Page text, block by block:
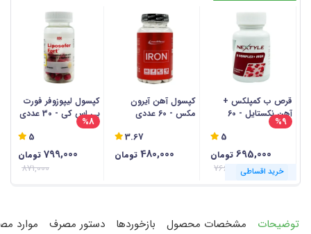
قرص ب کمپلکس +
آهن نکستایل - 60
عددی
5
%9
695,000 تومان
766,000خرید اقساطی
کپسول آهن آیرون
مکس - 60 عددی
3.67
480,000 تومان
خرید اقساطی
کپسول لیپوزوفر فورت
بی اس کی - 30 عددی
5
%8
799,000 تومان
871,000 خرید اقساطی
خرید اقساطی
خرید اقساطی
خرید اقساطی
خرید اقساطی
خرید اقساطی
خرید اقساطی
خرید اقساطی
خرید اقساطی
خرید اقساطی
توضیحات مشخصات محصول بازخوردها دستور مصرف موارد